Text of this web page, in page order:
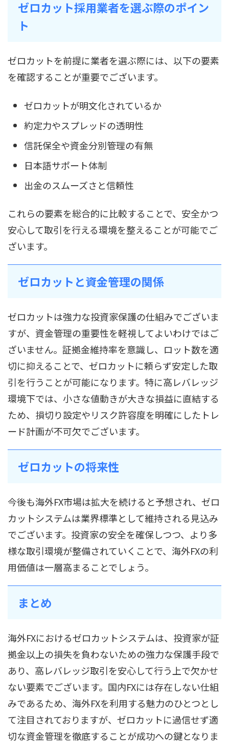
ゼロカット採用業者を選ぶ際のポイン
ト
ゼロカットを前提に業者を選ぶ際には、以下の要素
を確認することが重要でございます。
ゼロカットが明文化されているか
約定力やスプレッドの透明性
信託保全や資金分別管理の有無
日本語サポート体制
出金のスムーズさと信頼性
これらの要素を総合的に比較することで、安全かつ
安心して取引を行える環境を整えることが可能でご
ざいます。
ゼロカットと資金管理の関係
ゼロカットは強力な投資家保護の仕組みでございま
すが、資金管理の重要性を軽視してよいわけではご
ざいません。証拠金維持率を意識し、ロット数を適
切に抑えることで、ゼロカットに頼らず安定した取
引を行うことが可能になります。特に高レバレッジ
環境下では、小さな値動きが大きな損益に直結する
ため、損切り設定やリスク許容度を明確にしたトレ
ード計画が不可欠でございます。
ゼロカットの将来性
今後も海外FX市場は拡大を続けると予想され、ゼロ
カットシステムは業界標準として維持される見込み
でございます。投資家の安全を確保しつつ、より多
様な取引環境が整備されていくことで、海外FXの利
用価値は一層高まることでしょう。
まとめ
海外FXにおけるゼロカットシステムは、投資家が証
拠金以上の損失を負わないための強力な保護手段で
あり、高レバレッジ取引を安心して行う上で欠かせ
ない要素でございます。国内FXには存在しない仕組
みであるため、海外FXを利用する魅力のひとつとし
て注目されておりますが、ゼロカットに過信せず適
切な資金管理を徹底することが成功への鍵となりま